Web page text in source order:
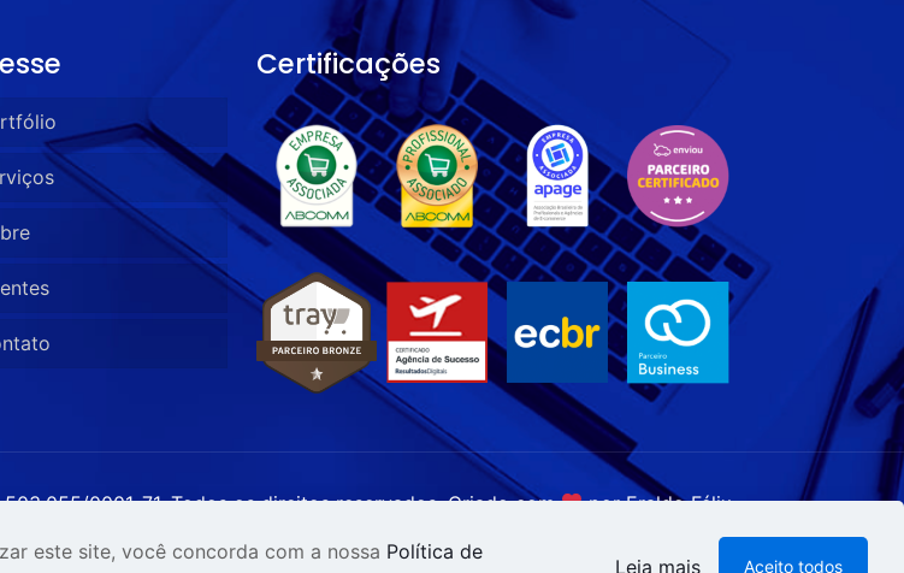
Certificações
0001-71. Todos os direitos reservados. Criado com por Eraldo Félix.
este site, você concorda com a nossa Política de
Leia mais Aceito todos